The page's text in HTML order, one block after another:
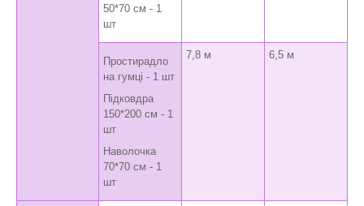
50*70 см - 1
шт
Простирадло
на гумці - 1 шт
Підковдра
150*200 см - 1
шт
Наволочка
70*70 см - 1
шт
7,8 м 6,5 м